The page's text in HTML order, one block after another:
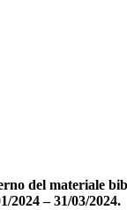
del materiale
2024 – 31/03/2024.